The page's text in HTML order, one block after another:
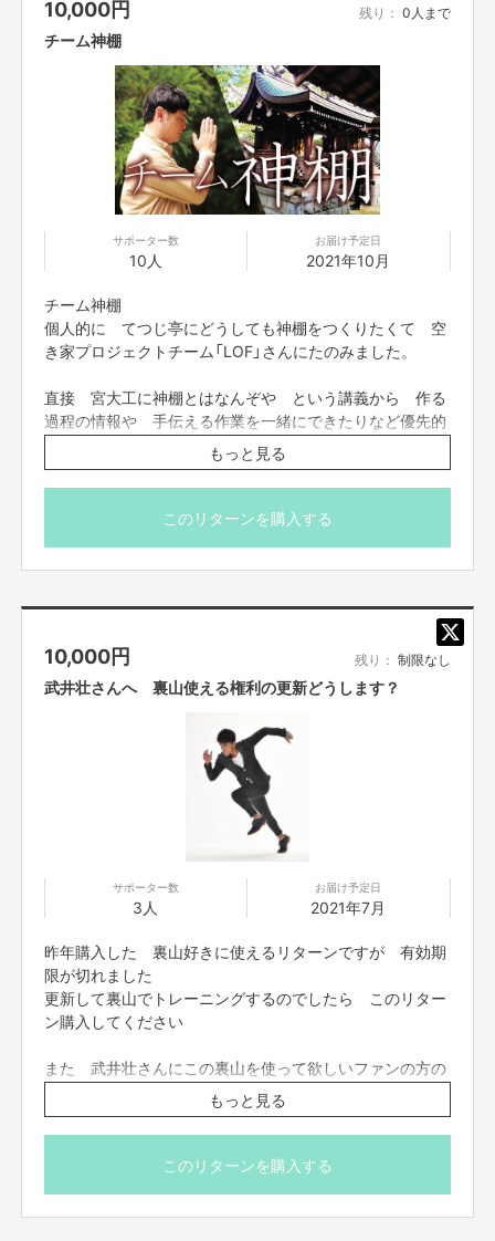
10,000円 残り： 0人まで
チーム神棚
サポーター数
10人
お届け予定日
2021年10月
チーム神棚
個人的に てつじ亭にどうしても神棚をつくりたくて 空
き家プロジェクトチーム「LOF」さんにたのみました。
直接 宮大工に神棚とはなんぞや という講義から 作る
過程の情報や 手伝える作業を一緒にできたりなど優先的
にできる リターンです。
よろしくお願い申し上げます。
※ご支援頂いた方を、LINEグループ「チーム神棚」に ご招
https://m.facebook.com/lof.design.office2018/
http://toumiya.net
もっと見る
このリターンを購入する
10,000円 残り： 制限なし
武井壮さんへ 裏山使える権利の更新どうします？
サポーター数
3人
お届け予定日
2021年7月
昨年購入した 裏山好きに使えるリターンですが 有効期
限が切れました
更新して裏山でトレーニングするのでしたら このリター
ン購入してください
また 武井壮さんにこの裏山を使って欲しいファンの方の
購入も大歓迎です
ファンの方が購入された場合 私から直接 武井荘さん
に 購入者のお名前だけお伝えします
もっと見る
このリターンを購入する